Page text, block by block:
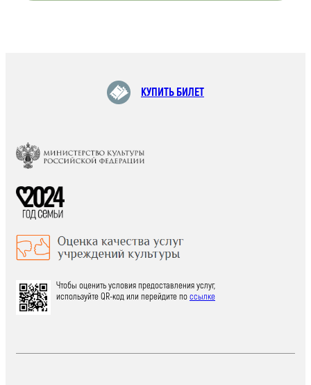
КУПИТЬ БИЛЕТ
Чтобы оценить условия предоставления услуг,
используйте QR-код или перейдите поссылке